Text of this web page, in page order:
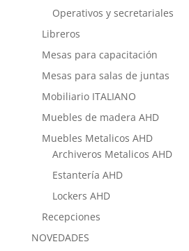
Operativos y secretariales
Libreros
Mesas para capacitación
Mesas para salas de juntas
Mobiliario ITALIANO
Muebles de madera AHD
Muebles Metalicos AHD
Archiveros Metalicos AHD
Estantería AHD
Lockers AHD
Recepciones
NOVEDADES